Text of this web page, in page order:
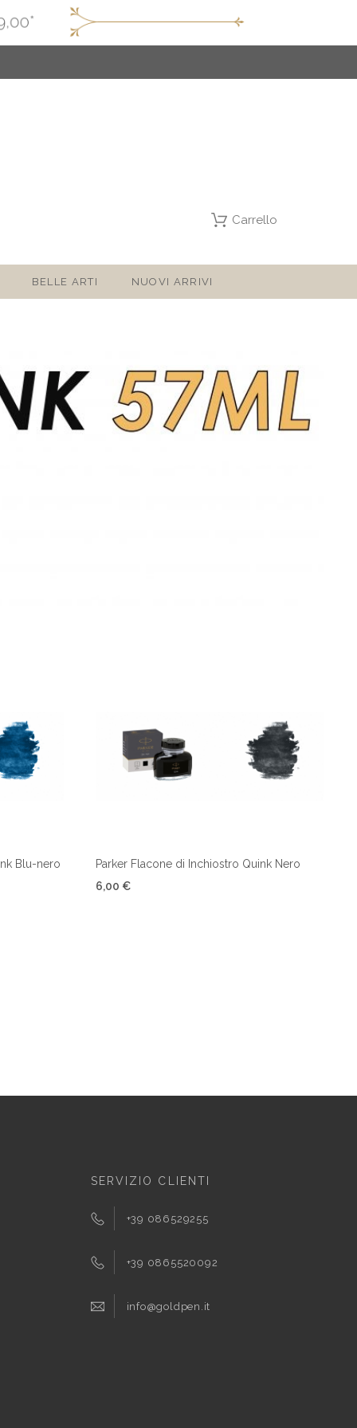
Carrello
BELLE ARTI NUOVI ARRIVI
Blu-nero
Parker Flacone di Inchiostro Quink Nero
6,00 €
SERVIZIO CLIENTI
+39 086529255
+39 0865520092
info@goldpen.it